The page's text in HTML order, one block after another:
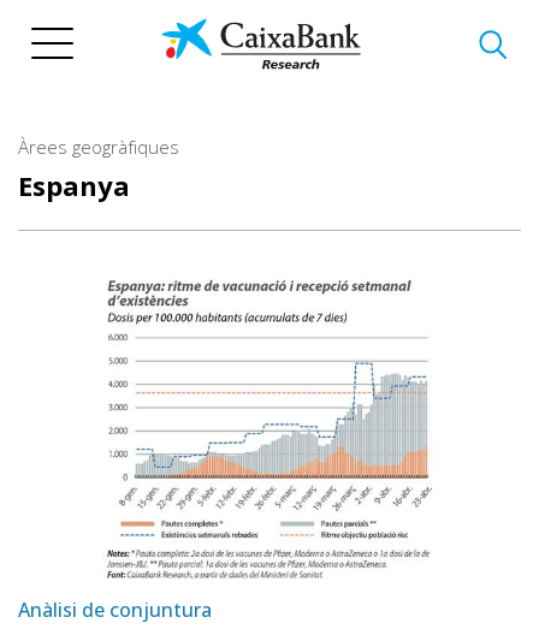
Àrees geogràfiques
Espanya
Anàlisi de conjuntura